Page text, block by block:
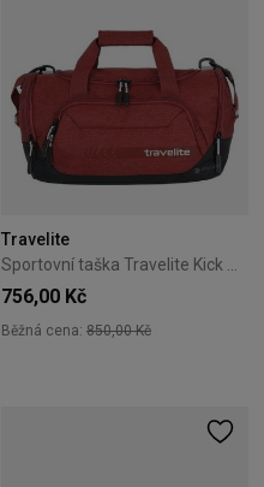
Travelite
756,00 Kč
Běžná cena: 850,00 Kč